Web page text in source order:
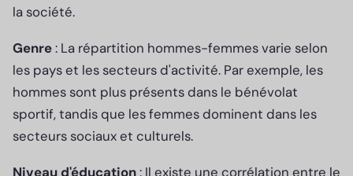
la société.
Genre: La répartition hommes-femmes varie selon
les pays et les secteurs d'activité. Par exemple, les
hommes sont plus présents dans le bénévolat
sportif, tandis que les femmes dominent dans les
secteurs sociaux et culturels.
Niveau d'éducation: Il existe une corrélation entre le